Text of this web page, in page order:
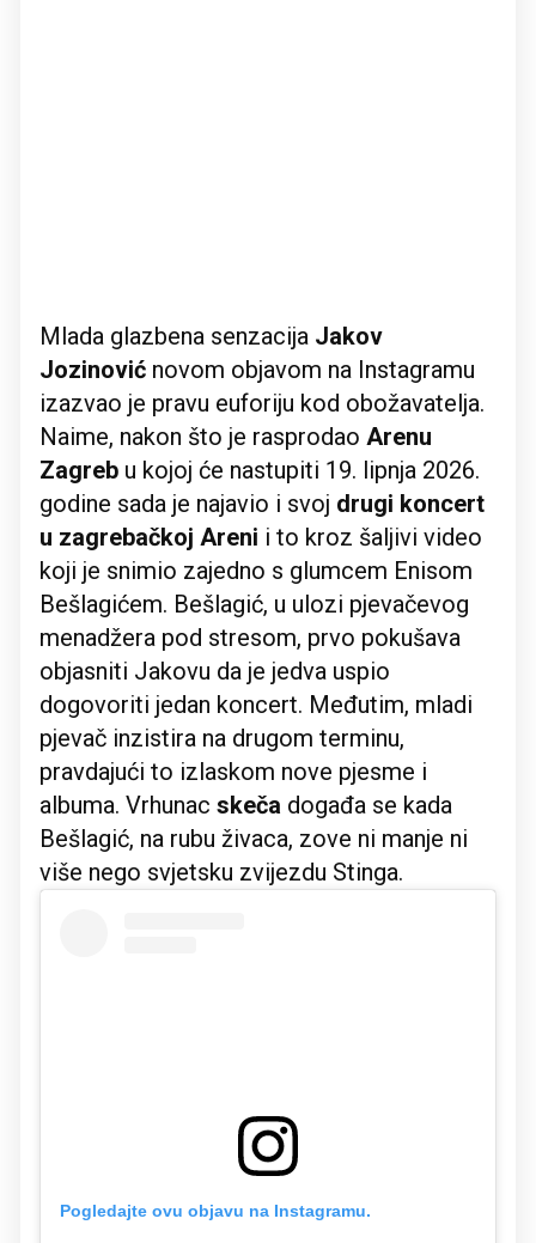
Mlada glazbena senzacija Jakov
Jozinović novom objavom na Instagramu
izazvao je pravu euforiju kod obožavatelja.
Naime, nakon što je rasprodao Arenu
Zagreb u kojoj će nastupiti 19. lipnja 2026.
godine sada je najavio i svoj drugi koncert
u zagrebačkoj Areni i to kroz šaljivi video
koji je snimio zajedno s glumcem Enisom
Bešlagićem. Bešlagić, u ulozi pjevačevog
menadžera pod stresom, prvo pokušava
objasniti Jakovu da je jedva uspio
dogovoriti jedan koncert. Međutim, mladi
pjevač inzistira na drugom terminu,
pravdajući to izlaskom nove pjesme i
albuma. Vrhunac skeča događa se kada
Bešlagić, na rubu živaca, zove ni manje ni
više nego svjetsku zvijezdu Stinga.
Pogledajte ovu objavu na Instagramu.